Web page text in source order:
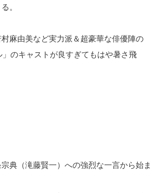
。
麻由美など実力派＆超豪華な俳優陣の
のキャストが良すぎてもはや暑さ飛
典（滝藤賢一）への強烈な一言から始ま